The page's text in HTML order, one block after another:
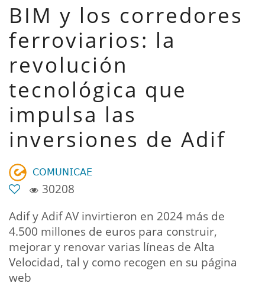
BIM y los corredores
ferroviarios: la
revolución
tecnológica que
impulsa las
inversiones de Adif
𝖢𝖮𝖬𝖴𝖭𝖨𝖢𝖠𝖤
30208
Adif y Adif AV invirtieron en 2024 más de
4.500 millones de euros para construir,
mejorar y renovar varias líneas de Alta
Velocidad, tal y como recogen en su página
web